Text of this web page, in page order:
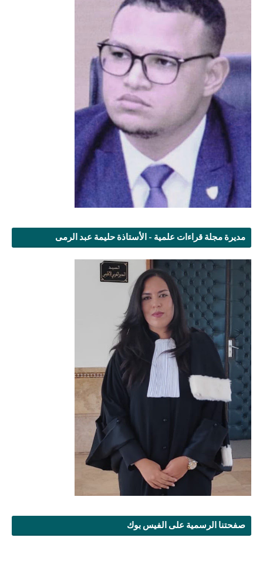
مديرة مجلة قراءات علمية - الأستاذة حليمة عبد الرمى
صفحتنا الرسمية على الفيس بوك